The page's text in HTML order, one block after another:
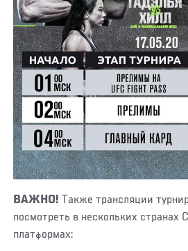
ВАЖНО! Также трансляции
посмотреть в нескольких
платформах: